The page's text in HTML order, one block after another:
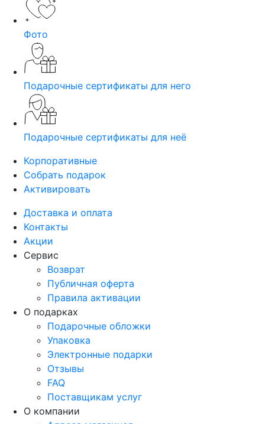
Фото
Подарочные сертификаты для него
Подарочные сертификаты для неё
Корпоративные
Собрать подарок
Активировать
Доставка и оплата
Контакты
Акции
Сервис
Возврат
Публичная оферта
Правила активации
О подарках
Подарочные обложки
Упаковка
Электронные подарки
Отзывы
FAQ
Поставщикам услуг
О компании